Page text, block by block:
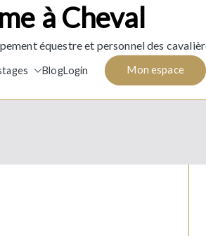
à Cheval
équestre et personnel des
BlogLogin Mon espace